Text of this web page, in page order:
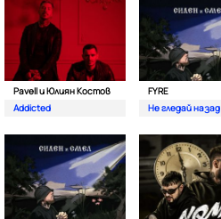
Pavell и Юлиян Костов
Addicted
FYRE
Не гледай назад